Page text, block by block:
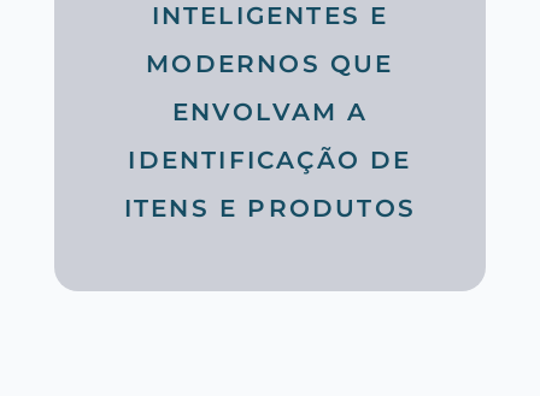
INTELIGENTES E
MODERNOS QUE
ENVOLVAM A
IDENTIFICAÇÃO DE
ITENS E PRODUTOS